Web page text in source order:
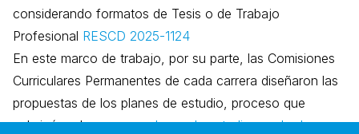
considerando formatos de Tesis o de Trabajo
Profesional RESCD 2025-1124
En este marco de trabajo, por su parte, las Comisiones
Curriculares Permanentes de cada carrera diseñaron las
propuestas de los planes de estudio, proceso que
culminó en los nuevosplanes de estudio aprobados.